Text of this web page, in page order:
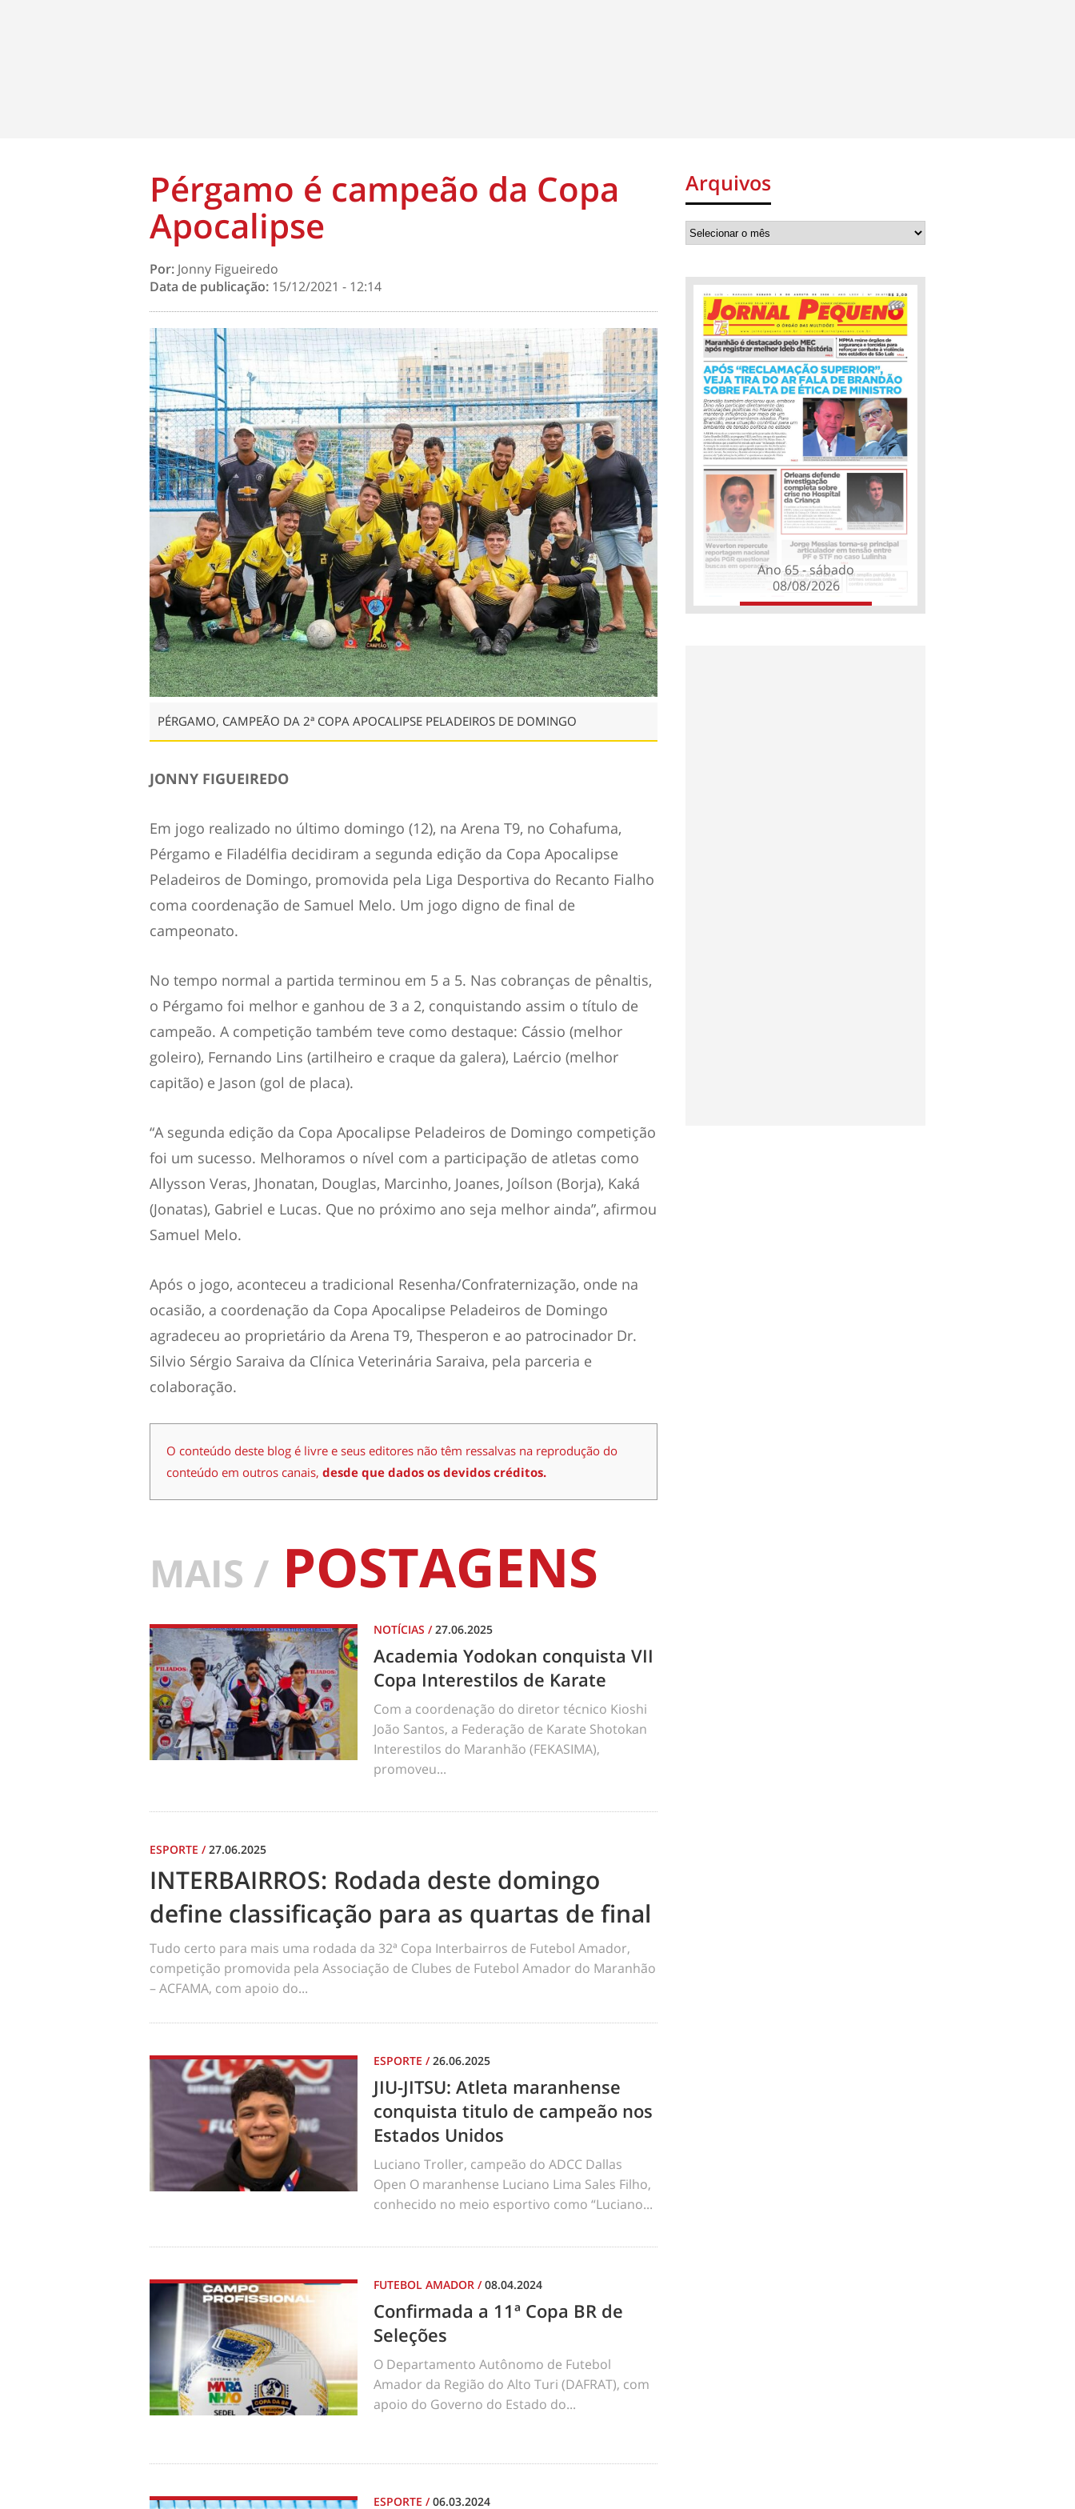
Pérgamo é campeão da Copa
Apocalipse
Por: Jonny Figueiredo
Data de publicação: 15/12/2021 - 12:14
PÉRGAMO, CAMPEÃO DA 2ª COPA APOCALIPSE PELADEIROS DE DOMINGO
JONNY FIGUEIREDO
Em jogo realizado no último domingo (12), na Arena T9, no Cohafuma,
Pérgamo e Filadélfia decidiram a segunda edição da Copa Apocalipse
Peladeiros de Domingo, promovida pela Liga Desportiva do Recanto Fialho
coma coordenação de Samuel Melo. Um jogo digno de final de
campeonato.
No tempo normal a partida terminou em 5 a 5. Nas cobranças de pênaltis,
o Pérgamo foi melhor e ganhou de 3 a 2, conquistando assim o título de
campeão. A competição também teve como destaque: Cássio (melhor
goleiro), Fernando Lins (artilheiro e craque da galera), Laércio (melhor
capitão) e Jason (gol de placa).
“A segunda edição da Copa Apocalipse Peladeiros de Domingo competição
foi um sucesso. Melhoramos o nível com a participação de atletas como
Allysson Veras, Jhonatan, Douglas, Marcinho, Joanes, Joílson (Borja), Kaká
(Jonatas), Gabriel e Lucas. Que no próximo ano seja melhor ainda”, afirmou
Samuel Melo.
Após o jogo, aconteceu a tradicional Resenha/Confraternização, onde na
ocasião, a coordenação da Copa Apocalipse Peladeiros de Domingo
agradeceu ao proprietário da Arena T9, Thesperon e ao patrocinador Dr.
Silvio Sérgio Saraiva da Clínica Veterinária Saraiva, pela parceria e
colaboração.
O conteúdo deste blog é livre e seus editores não têm ressalvas na reprodução do
conteúdo em outros canais, desde que dados os devidos créditos.
MAIS / POSTAGENS
NOTÍCIAS /27.06.2025
Academia Yodokan conquista VII
Copa Interestilos de Karate
Com a coordenação do diretor técnico Kioshi
João Santos, a Federação de Karate Shotokan
Interestilos do Maranhão (FEKASIMA),
promoveu...
ESPORTE /27.06.2025
INTERBAIRROS: Rodada deste domingo
define classificação para as quartas de final
Tudo certo para mais uma rodada da 32ª Copa Interbairros de Futebol Amador,
competição promovida pela Associação de Clubes de Futebol Amador do Maranhão
– ACFAMA, com apoio do...
ESPORTE /26.06.2025
JIU-JITSU: Atleta maranhense
conquista titulo de campeão nos
Estados Unidos
Luciano Troller, campeão do ADCC Dallas
Open O maranhense Luciano Lima Sales Filho,
conhecido no meio esportivo como “Luciano...
FUTEBOL AMADOR /08.04.2024
Confirmada a 11ª Copa BR de
Seleções
O Departamento Autônomo de Futebol
Amador da Região do Alto Turi (DAFRAT), com
apoio do Governo do Estado do...
ESPORTE /06.03.2024
Arquivos
Ano 65 - sábado
08/08/2026